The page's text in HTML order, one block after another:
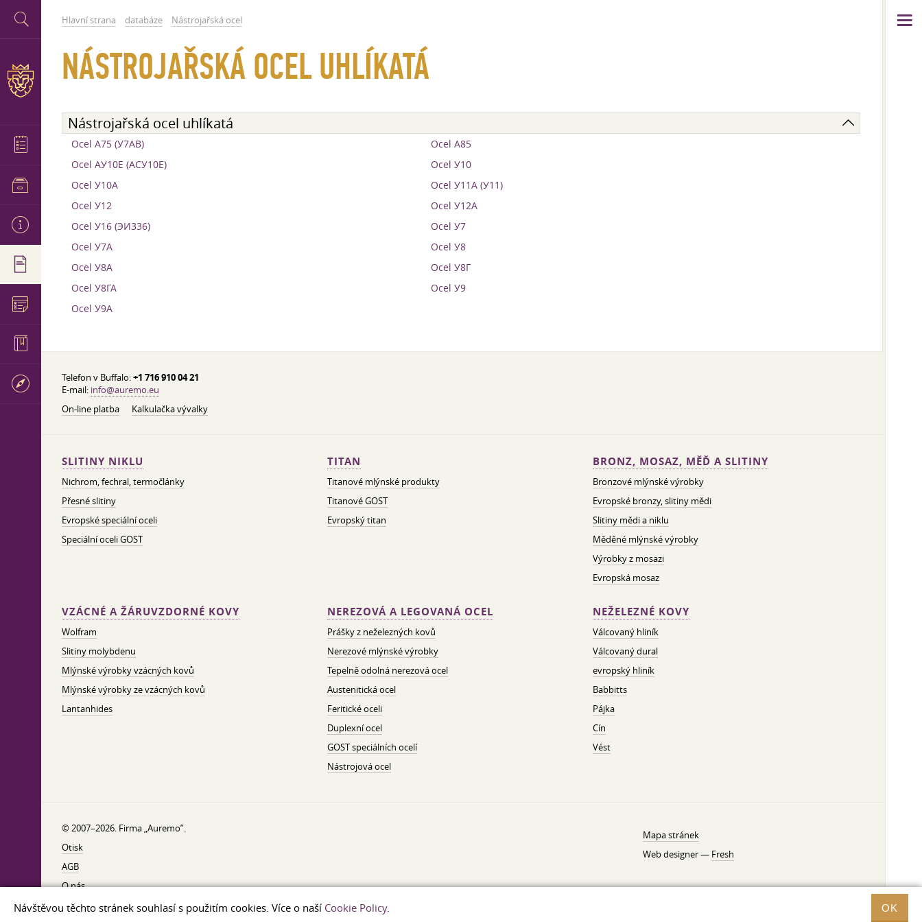
Návštěvou těchto stránek souhlasí s použitím cookies. Více o naší Cookie Policy. OK
Hlavní strana databáze Nástrojařská ocel
NÁSTROJAŘSKÁ OCEL UHLÍKATÁ
Nástrojařská ocel uhlíkatá
Ocel А75 (У7АВ)
Ocel А85
Ocel АУ10Е (АСУ10Е)
Ocel У10
Ocel У10А
Ocel У11А (У11)
Ocel У12
Ocel У12А
Ocel У16 (ЭИ336)
Ocel У7
Ocel У7А
Ocel У8
Ocel У8А
Ocel У8Г
Ocel У8ГА
Ocel У9
Ocel У9А
Telefon v Buffalo:+1 716 910 04 21
E-mail: info@auremo.eu
On-line platba
Kalkulačka vývalky
SLITINY NIKLU
Nichrom, fechral, termočlánky
Přesné slitiny
Evropské speciální oceli
Speciální oceli GOST
TITAN
Titanové mlýnské produkty
Titanové GOST
Evropský titan
BRONZ, MOSAZ, MĚĎ A SLITINY
Bronzové mlýnské výrobky
Evropské bronzy, slitiny mědi
Slitiny mědi a niklu
Měděné mlýnské výrobky
Výrobky z mosazi
Evropská mosaz
VZÁCNÉ A ŽÁRUVZDORNÉ KOVY
Wolfram
Slitiny molybdenu
Mlýnské výrobky vzácných kovů
Mlýnské výrobky ze vzácných kovů
Lantanhides
NEREZOVÁ A LEGOVANÁ OCEL
Prášky z neželezných kovů
Nerezové mlýnské výrobky
Tepelně odolná nerezová ocel
Austenitická ocel
Feritické oceli
Duplexní ocel
GOST speciálních ocelí
Nástrojová ocel
NEŽELEZNÉ KOVY
Válcovaný hliník
Válcovaný dural
evropský hliník
Babbitts
Pájka
Cín
Vést
© 2007–2026. Firma „Auremo”.
Otisk
AGB
O nás
Zásady ochrany osobních údajů
Mapa stránek
Web designer — Fresh